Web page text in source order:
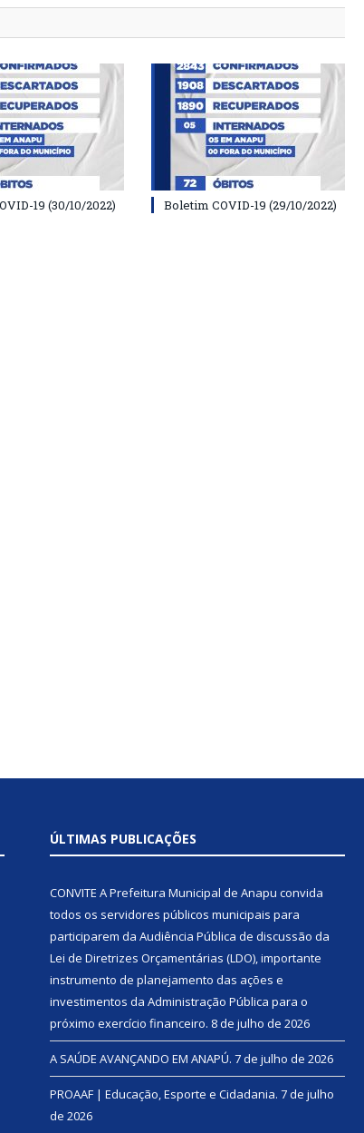
19 (30/10/2022) Boletim COVID-19 (29/10/2022)
ÚLTIMAS PUBLICAÇÕES
CONVITE A Prefeitura Municipal de Anapu convida
todos os servidores públicos municipais para
participarem da Audiência Pública de discussão da
Lei de Diretrizes Orçamentárias (LDO), importante
instrumento de planejamento das ações e
investimentos da Administração Pública para o
próximo exercício financeiro. 8 de julho de 2026
A SAÚDE AVANÇANDO EM ANAPÚ. 7 de julho de 2026
PROAAF | Educação, Esporte e Cidadania. 7 de julho
de 2026